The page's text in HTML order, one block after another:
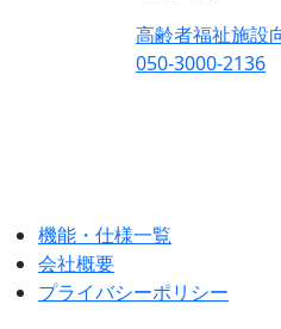
高齢者福祉施設
050-3000-2136
機能・仕様一覧
会社概要
プライバシーポリシー